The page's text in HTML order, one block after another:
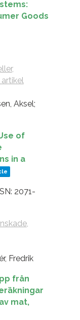
Goods
,
Aksel;
of
in a
2071-
,
Fredrik
från
mat,